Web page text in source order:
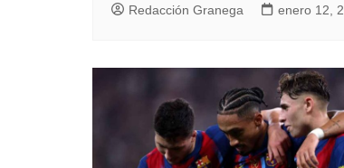
Redacción Granega enero 12,